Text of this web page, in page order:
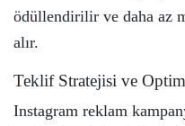
ödüllendirilir ve daha az
alır.
Teklif Stratejisi ve
Instagram reklam